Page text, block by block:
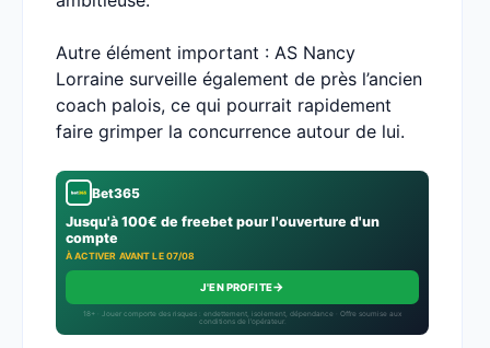
Autre élément important : AS Nancy
Lorraine surveille également de près l’ancien
coach palois, ce qui pourrait rapidement
faire grimper la concurrence autour de lui.
Bet365
Jusqu'à 100€ de freebet pour l'ouverture d'un
compte
À ACTIVER AVANT LE 07/08
J'EN PROFITE→
18+ · Jouer comporte des risques : endettement, isolement, dépendance · Offre soumise aux
conditions de l’opérateur.